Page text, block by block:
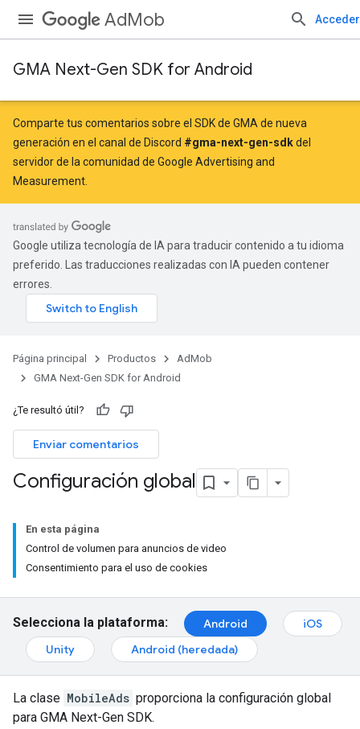
AdMob Acceder
GMA Next-Gen SDK for Android
Comparte tus comentarios sobre el SDK de GMA de nueva
generación en el canal de Discord #gma-next-gen-sdkdel
servidor de la comunidad de Google Advertising and
Measurement.
Google utiliza tecnología de IA para traducir contenido a tu idioma
preferido. Las traducciones realizadas con IA pueden contener
errores.
Página principal Productos
AdMob
GMA Next-Gen SDK for Android
¿Te resultó útil?
Enviar comentarios
Configuración global
En esta página
Control de volumen para anuncios de video
Consentimiento para el uso de cookies
Selecciona la plataforma: Android
iOS
Unity
Android (heredada)
La clase MobileAds proporciona la configuración global
para GMA Next-Gen SDK.